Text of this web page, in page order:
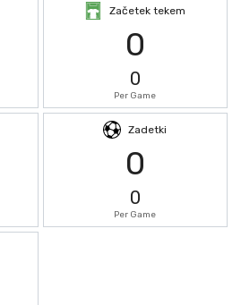
Začetek tekem
0
0
Per Game
Zadetki
0
0
Per Game